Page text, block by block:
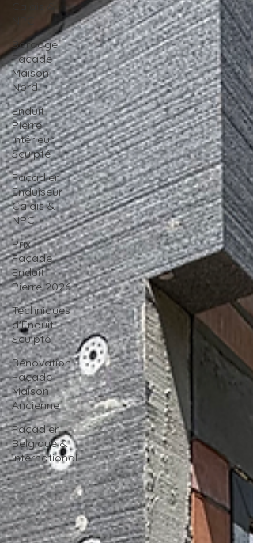
Bardage
Façade
Maison
Nord
Enduit
Pierre
Intérieur
Sculpté
Façadier
Enduiseur
Calais &
NPC
Prix
Façade
Enduit
Pierre 2026
Techniques
d'Enduit
Sculpté
Rénovation
Façade
Maison
Ancienne
Façadier
Belgique &
International